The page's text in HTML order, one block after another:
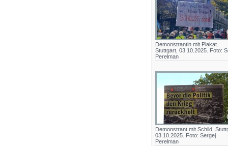
Demonstrantin mit Plakat.
Stuttgart, 03.10.2025. Foto:
Perelman
Demonstrant mit Schild.
03.10.2025. Foto: Sergej
Perelman